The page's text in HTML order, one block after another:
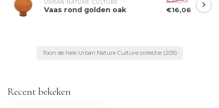
URBAN NATURE CULTURE
Vaas rond golden oak
€16,06
Toon de hele Urban Nature Culture collectie (209)
Recent bekeken